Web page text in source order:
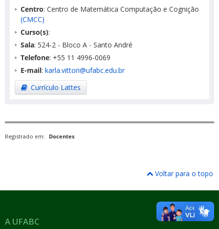
Centro: Centro de Matemática Computação e Cognição
(CMCC)
Curso(s):
Sala: 524-2 - Bloco A - Santo André
Telefone: +55 11 4996-0069
E-mail: karla.vittori@ufabc.edu.br
Currículo Lattes
Registrado em: Docentes
Voltar para o topo
A UFABC